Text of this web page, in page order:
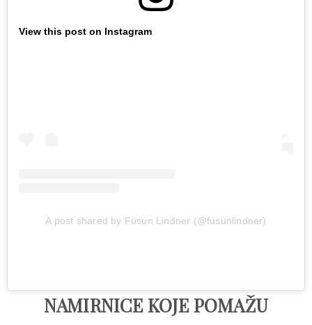
View this post on Instagram
A post shared by Füsun Lindner (@fusunlindner)
NAMIRNICE KOJE POMAŽU